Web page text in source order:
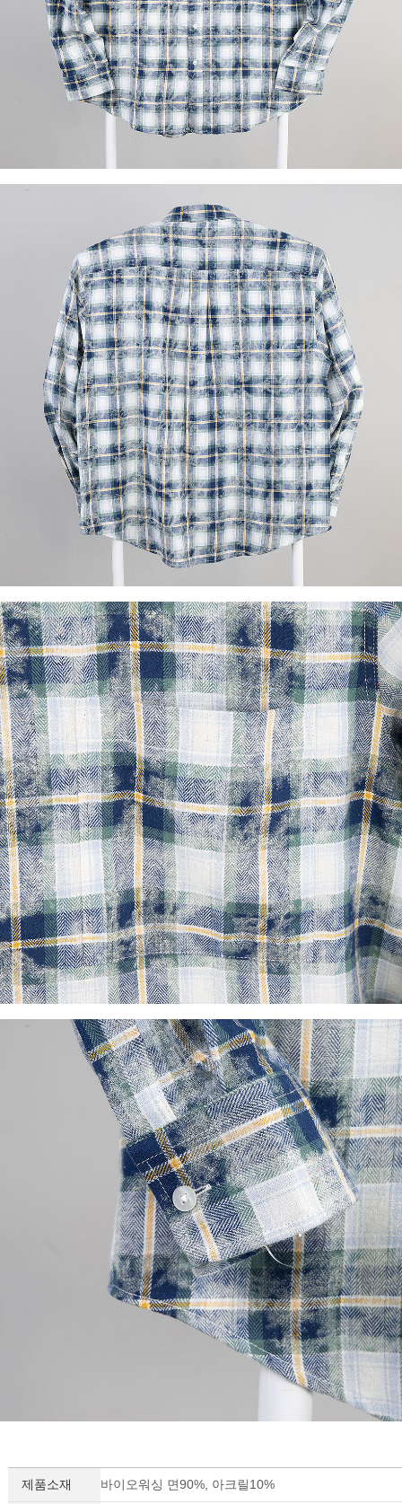
이코 라이프 하
제품소재 바이오워싱 면90%, 아크릴10%